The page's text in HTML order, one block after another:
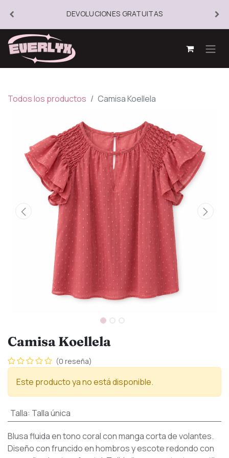
DEVOLUCIONES GRATUITAS
Todos los productos Camisa Koellela
Camisa Koellela
(0 reseña)
Este producto ya no está disponible.
Talla: Talla única
Blusa fluida en tono coral con manga corta de volantes.
Diseño con fruncido en hombros y escote redondo con